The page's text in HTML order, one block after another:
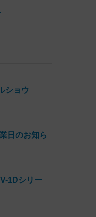
ショウ
日のお知ら
1Dシリー